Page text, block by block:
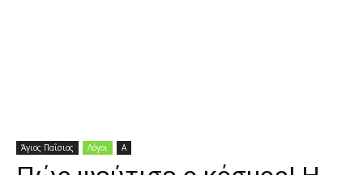
Άγιος Παΐσιος Λόγοι Α